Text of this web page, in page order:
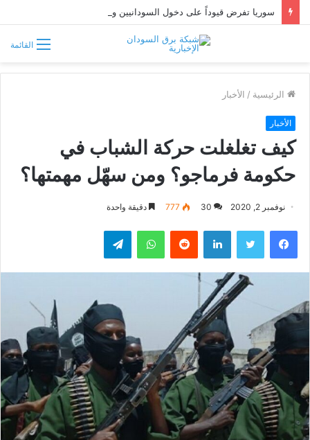
القائمة
الرئيسية / الأخبار
الأخبار
كيف تغلغلت حركة الشباب في
حكومة فرماجو؟ ومن سهّل مهمتها؟
نوفمبر 2, 2020 30
777 دقيقة واحدة
فيسبوك تويتر لينكدإن واتساب تيلقرام